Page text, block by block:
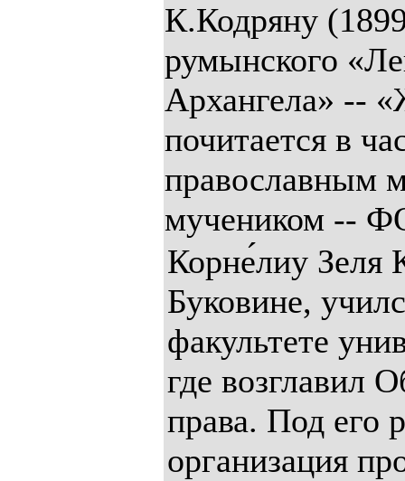
К.Кодряну
румынского
Архангела» --
почитается в
православным
мучеником --
Корне́лиу Зеля
Буковине,
факультете
где возглавил
права. Под его
организация